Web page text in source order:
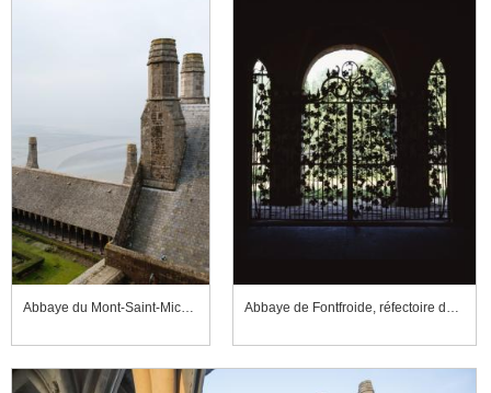
Abbaye du Mont-Saint-Michel, souches de cheminées du réfectoire et du cloître Abbaye de Fontfroide, réfectoire des convers, grille